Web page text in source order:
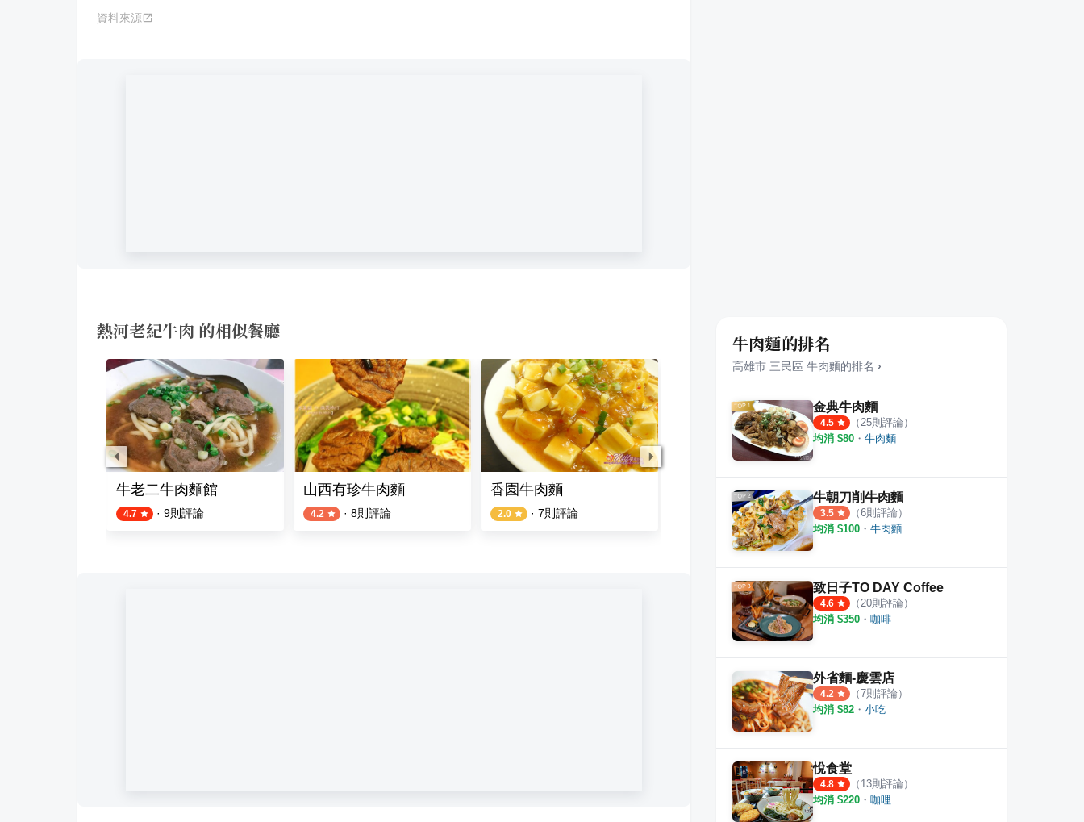
資料來源
熱河老紀牛肉 的相似餐廳
牛老二牛肉麵館
4.7 · 9則評論
山西有珍牛肉麵
4.2 · 8則評論
香園牛肉麵
2.0 · 7則評論
蘭香和牛肉燥飯&蘭香牛肉麵
則評論
原香牛肉拉麵
5.0
牛肉麵的排名
高雄市 三民區 牛肉麵的排名 ›
金典牛肉麵
4.5 （ 25則評論）
均消 $80 ・ 牛肉麵
牛朝刀削牛肉麵
3.5 （6則評論）
均消 $100 ・ 牛肉麵
致日子TO DAY Coffee
4.6 （ 20則評論）
均消 $350 ・ 咖啡
外省麵-慶雲店
4.2 （7則評論）
均消 $82 ・ 小吃
悅食堂
4.8 （ 13則評論）
均消 $220 ・ 咖哩